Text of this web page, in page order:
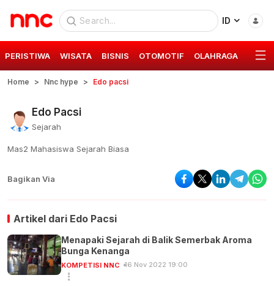
ID
PERISTIWA WISATA BISNIS OTOMOTIF OLAHRAGA GAYA
Home Nnc hype Edo pacsi
Edo Pacsi
Sejarah
Mas2 Mahasiswa Sejarah Biasa
Bagikan Via
Artikel dari Edo Pacsi
Menapaki Sejarah di Balik Semerbak Aroma
Bunga Kenanga
KOMPETISI NNC 16 Nov 2022 19:00